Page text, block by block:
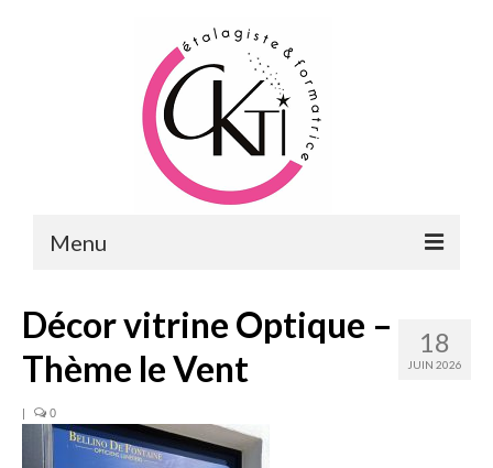
Menu
MERCHANDISING & VITRINES
18
JUIN 2026
Décor vitrine Optique –
Thème le Vent
| 0